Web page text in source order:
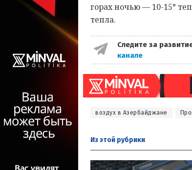
горах ночью — 10-15°
тепла.
Следите за
канале
воздух в Азербайджане
Из этой рубрики